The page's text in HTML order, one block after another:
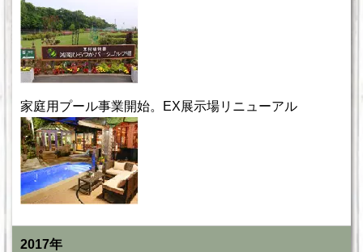
家庭用プール事業開始。EX展示場リニューアル
2017年